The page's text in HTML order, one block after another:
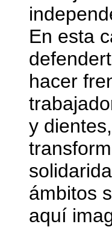
En esta
hacer
y
ámbitos
aquí